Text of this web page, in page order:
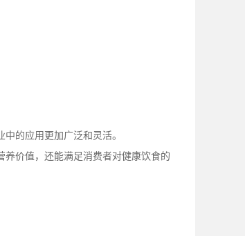
的应用更加广泛和灵活。
价值，还能满足消费者对健康饮食的